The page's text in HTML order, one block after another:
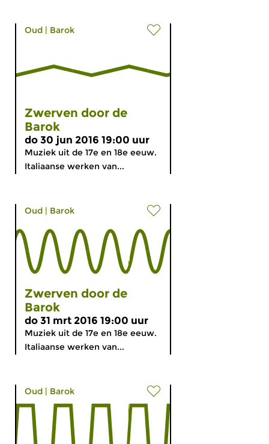
Oud | Barok
Zwerven door de
Barok
do 30 jun 2016 19:00 uur
Muziek uit de 17e en 18e eeuw.
Italiaanse werken van...
Oud | Barok
Zwerven door de
Barok
do 31 mrt 2016 19:00 uur
Muziek uit de 17e en 18e eeuw.
Italiaanse werken van...
Oud | Barok